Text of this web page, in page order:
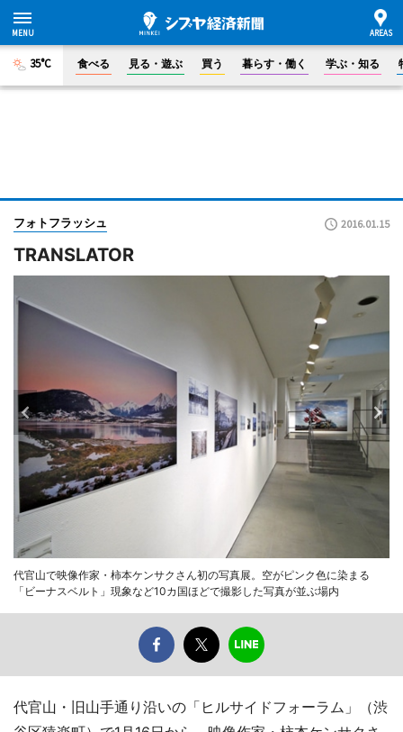
35°C 食べる 見る・遊ぶ 買う 暮らす・働く 学ぶ・知る
フォトフラッシュ 2016.01.15
TRANSLATOR
代官山で映像作家・柿本ケンサクさん初の写真展。空がピンク色に染まる
「ビーナスベルト」現象など10カ国ほどで撮影した写真が並ぶ場内
代官山・旧山手通り沿いの「ヒルサイドフォーラム」（渋